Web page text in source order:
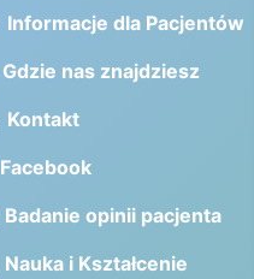
Informacje dla Pacjentów
Gdzie nas znajdziesz
Kontakt
Facebook
Badanie opinii pacjenta
Nauka i Kształcenie